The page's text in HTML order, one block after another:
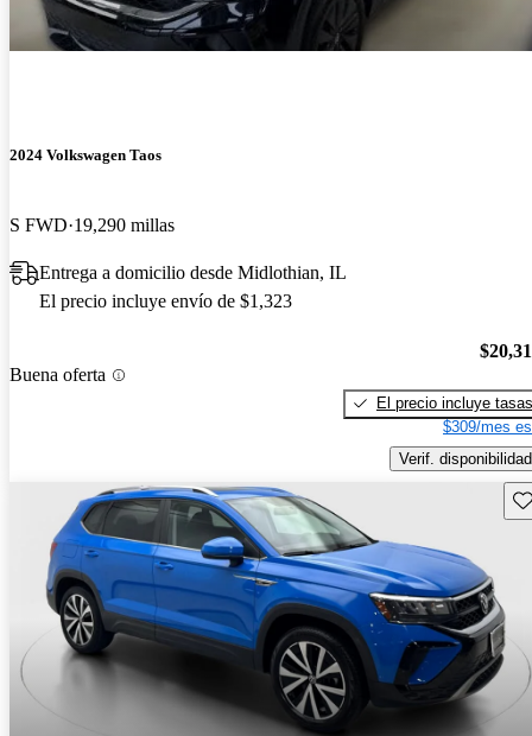
2024 Volkswagen Taos
S FWD 19,290 millas
Entrega a domicilio desde Midlothian, IL
El precio incluye envío de $1,323
Buena oferta
El precio incluye tasas
$309/mes
Verif. disponibilidad